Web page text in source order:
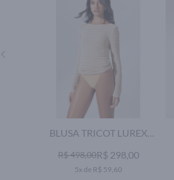
BLUSA TRICOT LUREX
R$ 498,00R$ 298,00
5x de R$ 59,60